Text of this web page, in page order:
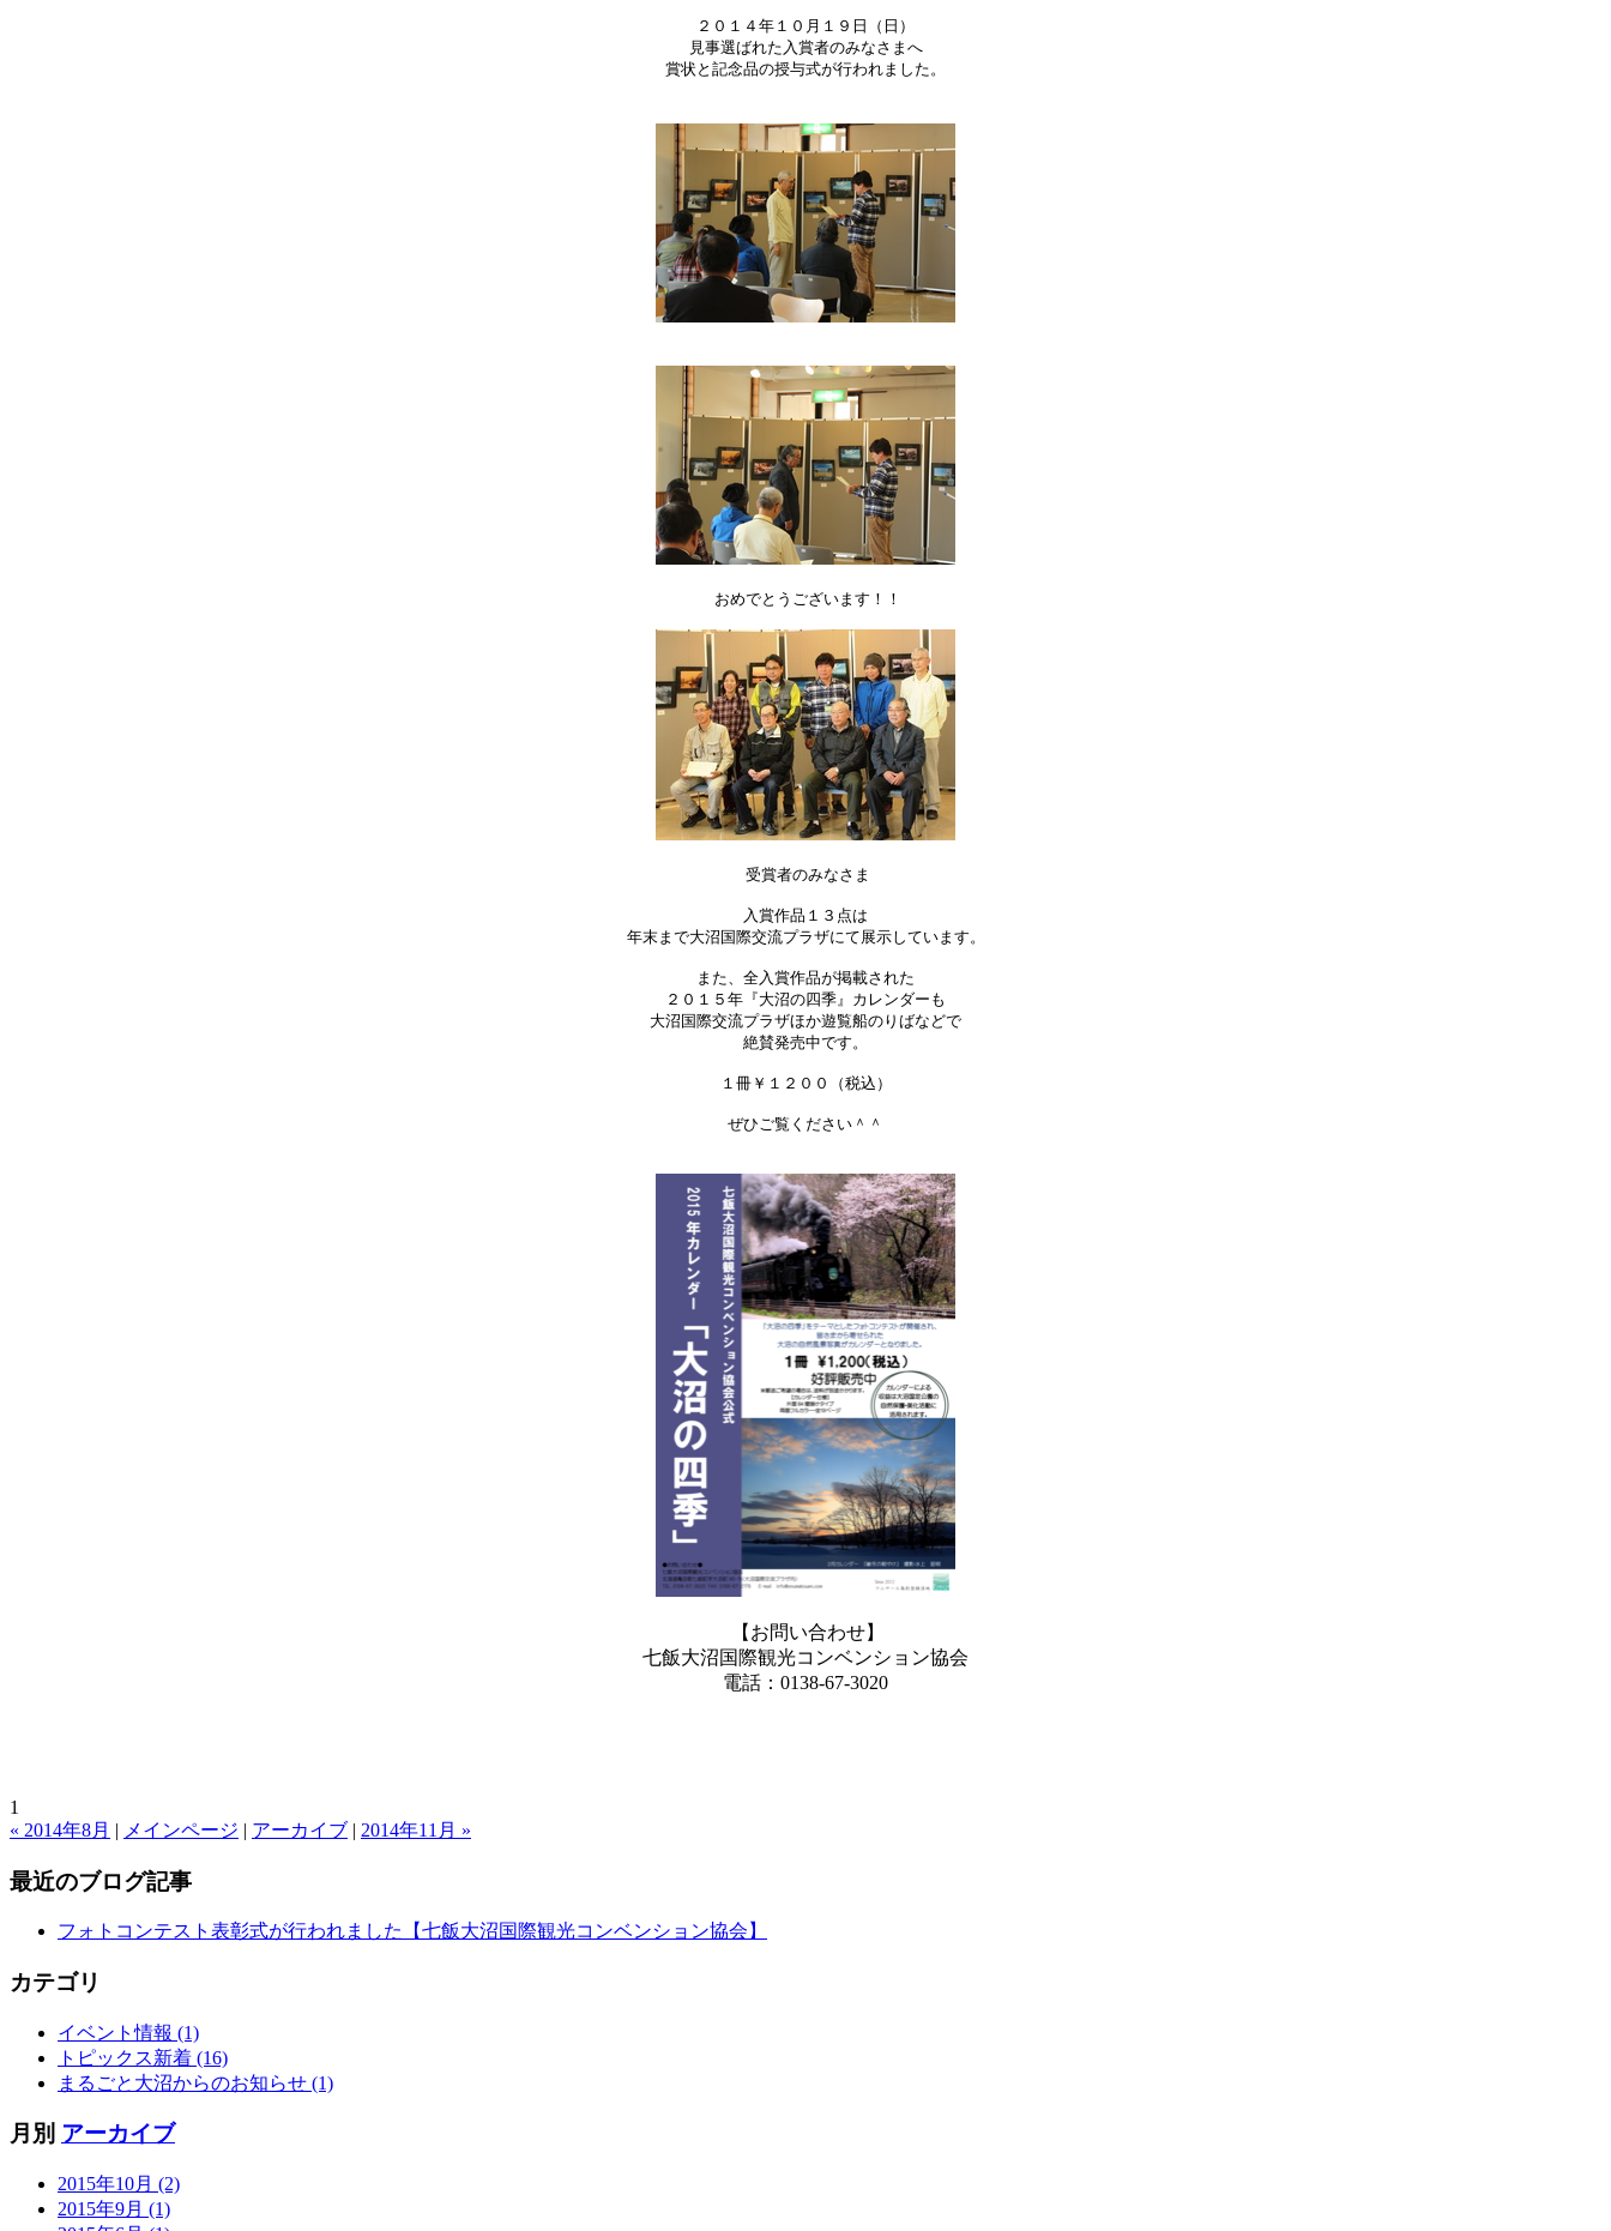
２０１４年１０月１９日（日）
見事選ばれた入賞者のみなさまへ
賞状と記念品の授与式が行われました。
おめでとうございます！！
受賞者のみなさま
入賞作品１３点は
年末まで大沼国際交流プラザにて展示しています。
また、全入賞作品が掲載された
２０１５年『大沼の四季』カレンダーも
大沼国際交流プラザほか遊覧船のりばなどで
絶賛発売中です。
１冊￥１２００（税込）
ぜひご覧ください＾＾
【お問い合わせ】
七飯大沼国際観光コンベンション協会
電話：0138-67-3020
1
« 2014年8月 | メインページ | アーカイブ | 2014年11月 »
最近のブログ記事
フォトコンテスト表彰式が行われました【七飯大沼国際観光コンベンション協会】
カテゴリ
イベント情報 (1)
トピックス新着 (16)
まるごと大沼からのお知らせ (1)
月別 アーカイブ
2015年10月 (2)
2015年9月 (1)